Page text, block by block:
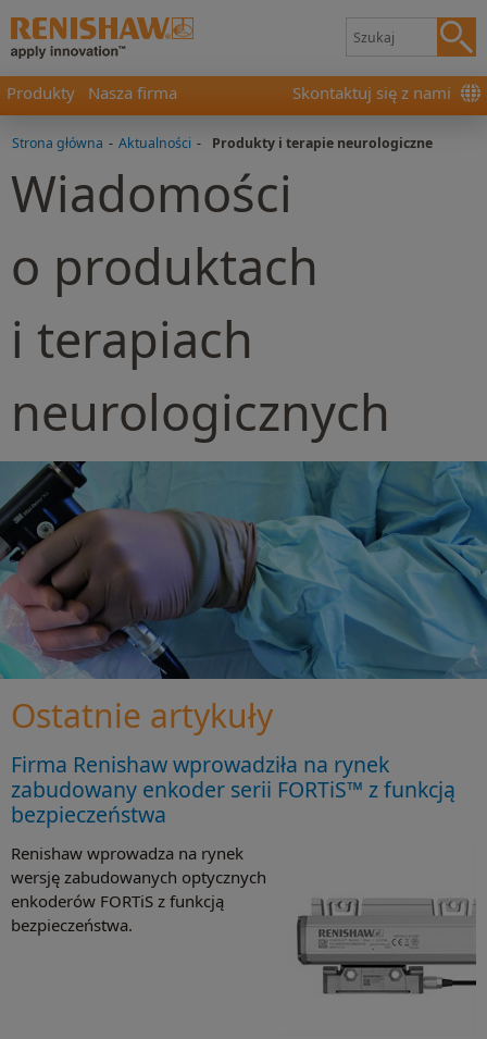
Produkty Nasza firma Skontaktuj się z nami
Strona główna - Aktualności - Produkty i terapie neurologiczne
Wiadomości
o produktach
i terapiach
neurologicznych
Ostatnie artykuły
Firma Renishaw wprowadziła na rynek
zabudowany enkoder serii FORTiS™ z funkcją
bezpieczeństwa
Renishaw wprowadza na rynek
wersję zabudowanych optycznych
enkoderów FORTiS z funkcją
bezpieczeństwa.